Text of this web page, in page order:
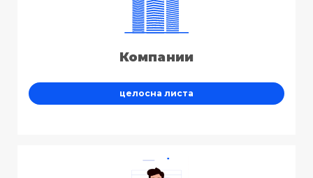
Компании
целосна листа